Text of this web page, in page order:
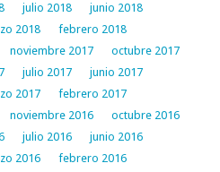
julio 2018
junio 2018
2018
febrero 2018
noviembre 2017
octubre 2017
julio 2017
junio 2017
2017
febrero 2017
noviembre 2016
octubre 2016
julio 2016
junio 2016
2016
febrero 2016